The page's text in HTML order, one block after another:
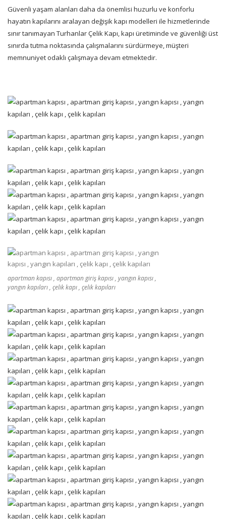
Güvenli yaşam alanları daha da önemlisi huzurlu ve konforlu
hayatın kapılarını aralayan değişik kapı modelleri ile hizmetlerinde
sınır tanımayan Turhanlar Çelik Kapı, kapı üretiminde ve güvenliği üst
sınırda tutma noktasında çalışmalarını sürdürmeye, müşteri
memnuniyet odaklı çalışmaya devam etmektedir.
apartman kapısı , apartman giriş kapısı , yangın kapısı ,
yangın kapıları , çelik kapı , çelik kapıları